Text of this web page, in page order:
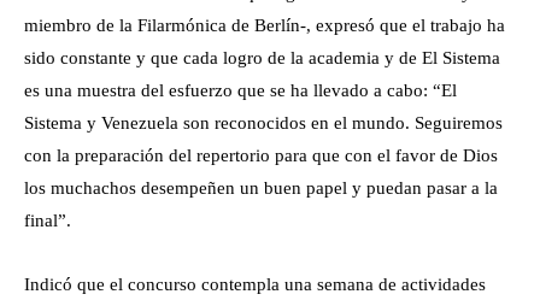
miembro de la Filarmónica de Berlín-, expresó que el trabajo ha
sido constante y que cada logro de la academia y de El Sistema
es una muestra del esfuerzo que se ha llevado a cabo: “El
Sistema y Venezuela son reconocidos en el mundo. Seguiremos
con la preparación del repertorio para que con el favor de Dios
los muchachos desempeñen un buen papel y puedan pasar a la
final”.
Indicó que el concurso contempla una semana de actividades